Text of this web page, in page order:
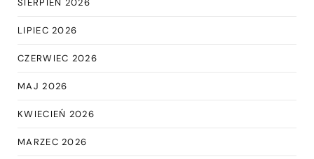
LIPIEC 2026
CZERWIEC 2026
MAJ 2026
KWIECIEŃ 2026
MARZEC 2026